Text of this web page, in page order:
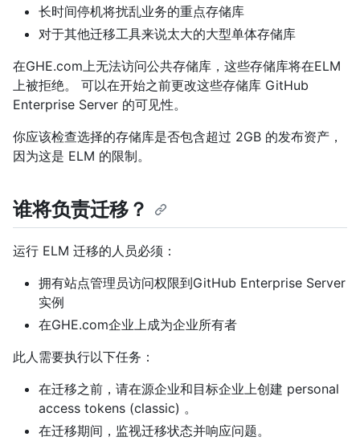
长时间停机将扰乱业务的重点存储库
对于其他迁移工具来说太大的大型单体存储库
在GHE.com上无法访问公共存储库，这些存储库将在ELM
上被拒绝。 可以在开始之前更改这些存储库 GitHub
Enterprise Server 的可见性。
你应该检查选择的存储库是否包含超过 2GB 的发布资产，
因为这是 ELM 的限制。
谁将负责迁移？
运行 ELM 迁移的人员必须：
拥有站点管理员访问权限到GitHub Enterprise Server
实例
在GHE.com企业上成为企业所有者
此人需要执行以下任务：
在迁移之前，请在源企业和目标企业上创建 personal
access tokens (classic) 。
在迁移期间，监视迁移状态并响应问题。